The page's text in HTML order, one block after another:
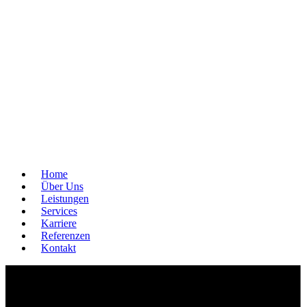
Home
Über Uns
Leistungen
Services
Karriere
Referenzen
Kontakt